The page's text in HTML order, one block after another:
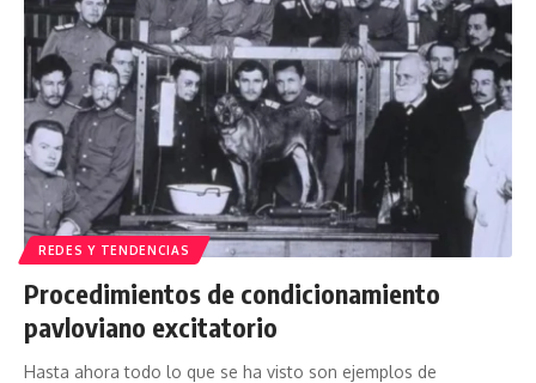
REDES Y TENDENCIAS
Procedimientos de condicionamiento
pavloviano excitatorio
Hasta ahora todo lo que se ha visto son ejemplos de